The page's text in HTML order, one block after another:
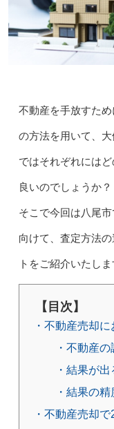
不動産を手放すた
の方法を用いて、大
ではそれぞれには
良いのでしょうか？
そこで今回は八尾
向けて、査定方法
トをご紹介いたしま
【目次】
・不動産売却
・不動産
・結果が
・結果の精
・不動産売却